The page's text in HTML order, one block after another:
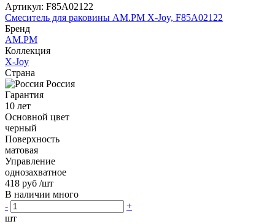
Артикул: F85A02122
Смеситель для раковины AM.PM X-Joy, F85A02122
Бренд
AM.PM
Коллекция
X-Joy
Страна
Россия
Гарантия
10 лет
Основной цвет
черный
Поверхность
матовая
Управление
однозахватное
418 руб /шт
В наличии много
-
+
шт